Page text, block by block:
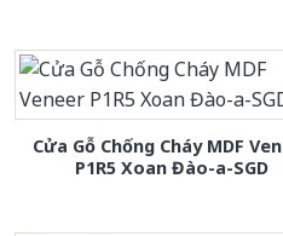
Cửa Gỗ Chống Cháy MDF
P1R5 Xoan Đào-a-SGD